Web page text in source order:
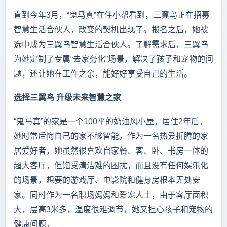
直到今年3月，“鬼马真”在住小帮看到，三翼鸟正在招募
智慧生活合伙人，改变的契机出现了。报名之后，她被
选中成为三翼鸟智慧生活合伙人。了解需求后，三翼鸟
为她定制了专属“去家务化”场景，解决了孩子和宠物的问
题，还让她在工作之余，能好好享受自己的生活。
选择三翼鸟 升级未来智慧之家
“鬼马真”的家是一个100平的奶油风小屋，居住2年后，
她时常后悔自己的家不够智能。作为一名热爱折腾的家
居爱好者，她虽然很喜欢自家餐、客、卧、书房一体的
超大客厅，但饱受清洁难的困扰，而且没有任何娱乐化
的场景，想要的游戏厅、电影院和健身房根本无处安
家。同时作为一名职场妈妈和爱宠人士，由于客厅面积
大，层高3米多，温度很难调节，她又担心孩子和宠物的
健康问题。